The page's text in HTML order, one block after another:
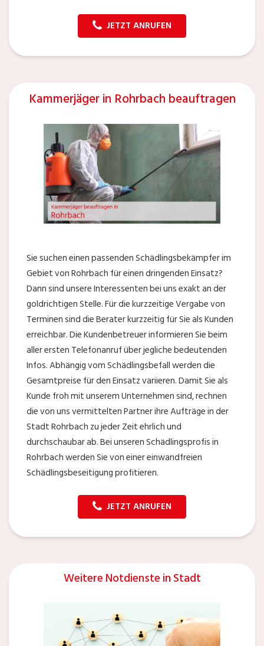
JETZT ANRUFEN
Kammerjäger in Rohrbach beauftragen
Sie suchen einen passenden Schädlingsbekämpfer im
Gebiet von Rohrbach für einen dringenden Einsatz?
Dann sind unsere Interessenten bei uns exakt an der
goldrichtigen Stelle. Für die kurzzeitige Vergabe von
Terminen sind die Berater kurzzeitig für Sie als Kunden
erreichbar. Die Kundenbetreuer informieren Sie beim
aller ersten Telefonanruf über jegliche bedeutenden
Infos. Abhängig vom Schädlingsbefall werden die
Gesamtpreise für den Einsatz variieren. Damit Sie als
Kunde froh mit unserem Unternehmen sind, rechnen
die von uns vermittelten Partner ihre Aufträge in der
Stadt Rohrbach zu jeder Zeit ehrlich und
durchschaubar ab. Bei unseren Schädlingsprofis in
Rohrbach werden Sie von einer einwandfreien
Schädlingsbeseitigung profitieren.
JETZT ANRUFEN
Weitere Notdienste in Stadt